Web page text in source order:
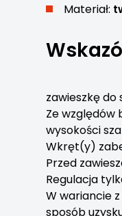
Materiał:
zawieszkę do
Ze względów
wysokości
Wkręt(y)
Przed
Regulacja
W wariancie
sposób